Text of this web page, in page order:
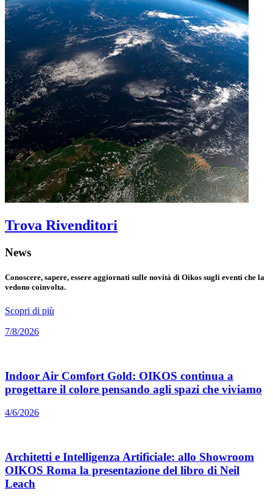
Trova Rivenditori
News
Conoscere, sapere, essere aggiornati sulle novità di Oikos sugli eventi che la
vedono coinvolta.
Scopri di più
7/8/2026
Indoor Air Comfort Gold: OIKOS continua a
progettare il colore pensando agli spazi che viviamo
4/6/2026
Architetti e Intelligenza Artificiale: allo Showroom
OIKOS Roma la presentazione del libro di Neil
Leach